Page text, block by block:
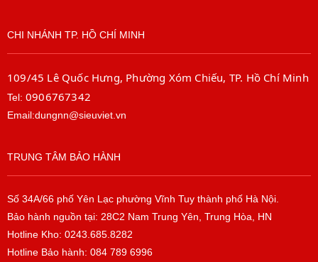
recom
s
Wind
ows
10
Pro.5
822C
E
Wi-
Fi
CHI NHÁNH TP. HỒ CHÍ MINH
109/45 Lê Quốc Hưng, Phường Xóm Chiếu, TP. Hồ Chí Minh
Tel: 0906767342
Email:dungnn@sieuviet.vn
TRUNG TÂM BẢO HÀNH
Số 34A/66 phố Yên Lạc phường Vĩnh Tuy thành phố Hà Nội.
Bảo hành nguồn tại: 28C2 Nam Trung Yên, Trung Hòa, HN
Hotline Kho: 0243.685.8282
Hotline Bảo hành: 084 789 6996